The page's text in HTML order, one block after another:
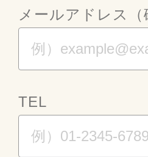
メールアドレス（
TEL